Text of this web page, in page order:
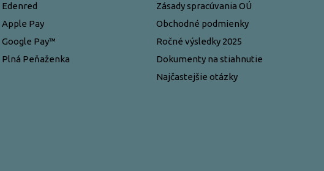
Edenred
Apple Pay
Google Pay™
Plná Peňaženka
Zásady spracúvania OÚ
Obchodné podmienky
Ročné výsledky 2025
Dokumenty na stiahnutie
Najčastejšie otázky